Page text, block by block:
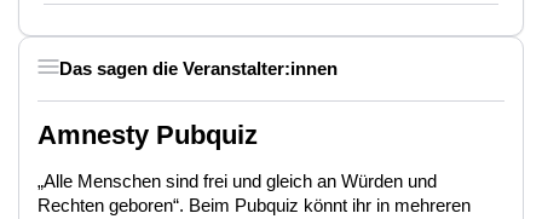
Das sagen die Veranstalter:innen
Amnesty Pubquiz
„Alle Menschen sind frei und gleich an Würden und
Rechten geboren“. Beim Pubquiz könnt ihr in mehreren